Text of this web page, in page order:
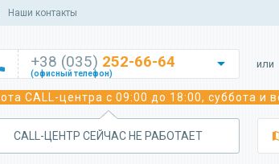
Наши контакты
+38 (035) 252-66-64
(офисный телефон)

252-70-02
(офисный телефон)
243-05-92
(офисный телефон)
или
CALL-центра с 09:00 до 18:00, суббота и
САLL-ЦЕНТР СЕЙЧАС НЕ РАБОТАЕТ